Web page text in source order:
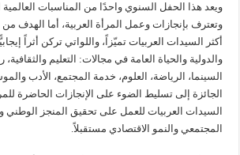
ويعد هذا الحفل السنوي واحدًا من المناسبات
وتعترف بإنجازات وعمل المرأة العربية، أما الهدف
أكثر السيدات العربيات تميّزاً، واللواتي تركن أثراً
والدولية والحياة العامة في مجالات: التعليم والثقافية،
السينما، الرياضة، العلوم، خدمة المجتمع، الأدب
الجائزة إلى تسليط الضوء على الإنجازات الحاضرة
السيدات العربيات للعمل على تحقيق المنجز الوطني
المجتمعي والنمو الاقتصادي مستقبلاً.